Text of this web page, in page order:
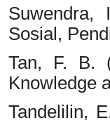
Suwendra,
Sosial,
Tan, F. B.
Knowledge
Tandelilin,